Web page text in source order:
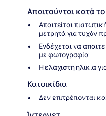
Απαιτούνται κατά
Απαιτείται
μετρητά για τυχόν
Ενδέχεται να
με φωτογραφία
Η ελάχιστη ηλικία
Κατοικίδια
Δεν επιτρέπονται